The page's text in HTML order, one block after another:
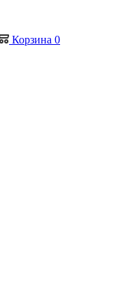
Корзина 0